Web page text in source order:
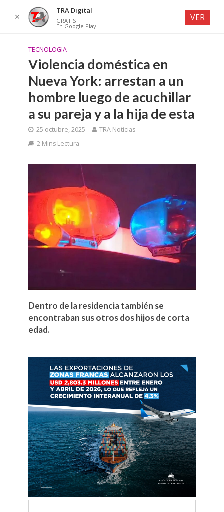
TECNOLOGIA
Violencia doméstica en
Nueva York: arrestan a un
hombre luego de acuchillar
a su pareja y a la hija de esta
25 octubre, 2025
TRA Noticias
2 Mins Lectura
Dentro de la residencia también se
encontraban sus otros dos hijos de corta
edad.
✕
TRA Digital
GRATIS
En Google Play
VER